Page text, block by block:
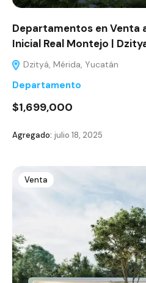
Departamentos en Venta
Inicial Real Montejo |
Dzityá, Mérida, Yucatán
Departamento
$1,699,000
Agregado: julio 18, 2025
Venta